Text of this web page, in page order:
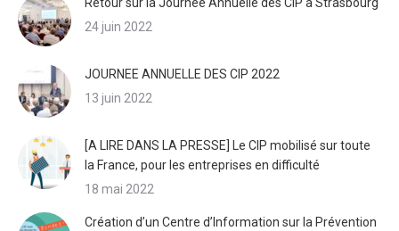
24 juin 2022
JOURNEE ANNUELLE DES CIP 2022
13 juin 2022
[A LIRE DANS LA PRESSE] Le CIP mobilisé sur toute
la France, pour les entreprises en difficulté
18 mai 2022
Création d’un Centre d’Information sur la Prévention